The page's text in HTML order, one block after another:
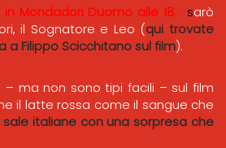
Mondadori Duomo alle 18, sarò
il Sognatore e Leo (qui trovate
a Filippo Scicchitano sul film).
– ma non sono tipi facili – sul film
il latte rossa come il sangue che
sale italiane con una sorpresa che